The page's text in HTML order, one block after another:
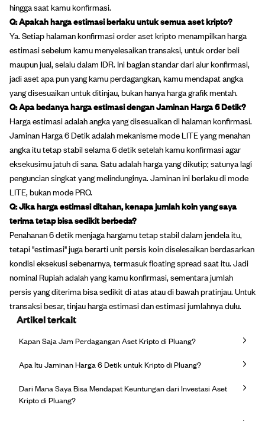
hingga saat kamu konfirmasi.
Q: Apakah harga estimasi berlaku untuk semua aset kripto?
Ya. Setiap halaman konfirmasi order aset kripto menampilkan harga
estimasi sebelum kamu menyelesaikan transaksi, untuk order beli
maupun jual, selalu dalam IDR. Ini bagian standar dari alur konfirmasi,
jadi aset apa pun yang kamu perdagangkan, kamu mendapat angka
yang disesuaikan untuk ditinjau, bukan hanya harga grafik mentah.
Q: Apa bedanya harga estimasi dengan Jaminan Harga 6 Detik?
Harga estimasi adalah angka yang disesuaikan di halaman konfirmasi.
Jaminan Harga 6 Detik adalah mekanisme mode LITE yang menahan
angka itu tetap stabil selama 6 detik setelah kamu konfirmasi agar
eksekusimu jatuh di sana. Satu adalah harga yang dikutip; satunya lagi
penguncian singkat yang melindunginya. Jaminan ini berlaku di mode
LITE, bukan mode PRO.
Q: Jika harga estimasi ditahan, kenapa jumlah koin yang saya
terima tetap bisa sedikit berbeda?
Penahanan 6 detik menjaga hargamu tetap stabil dalam jendela itu,
tetapi "estimasi" juga berarti unit persis koin diselesaikan berdasarkan
kondisi eksekusi sebenarnya, termasuk floating spread saat itu. Jadi
nominal Rupiah adalah yang kamu konfirmasi, sementara jumlah
persis yang diterima bisa sedikit di atas atau di bawah pratinjau. Untuk
transaksi besar, tinjau harga estimasi dan estimasi jumlahnya dulu.
Artikel terkait
Kapan Saja Jam Perdagangan Aset Kripto di Pluang?
Apa Itu Jaminan Harga 6 Detik untuk Kripto di Pluang?
Dari Mana Saya Bisa Mendapat Keuntungan dari Investasi Aset
Kripto di Pluang?